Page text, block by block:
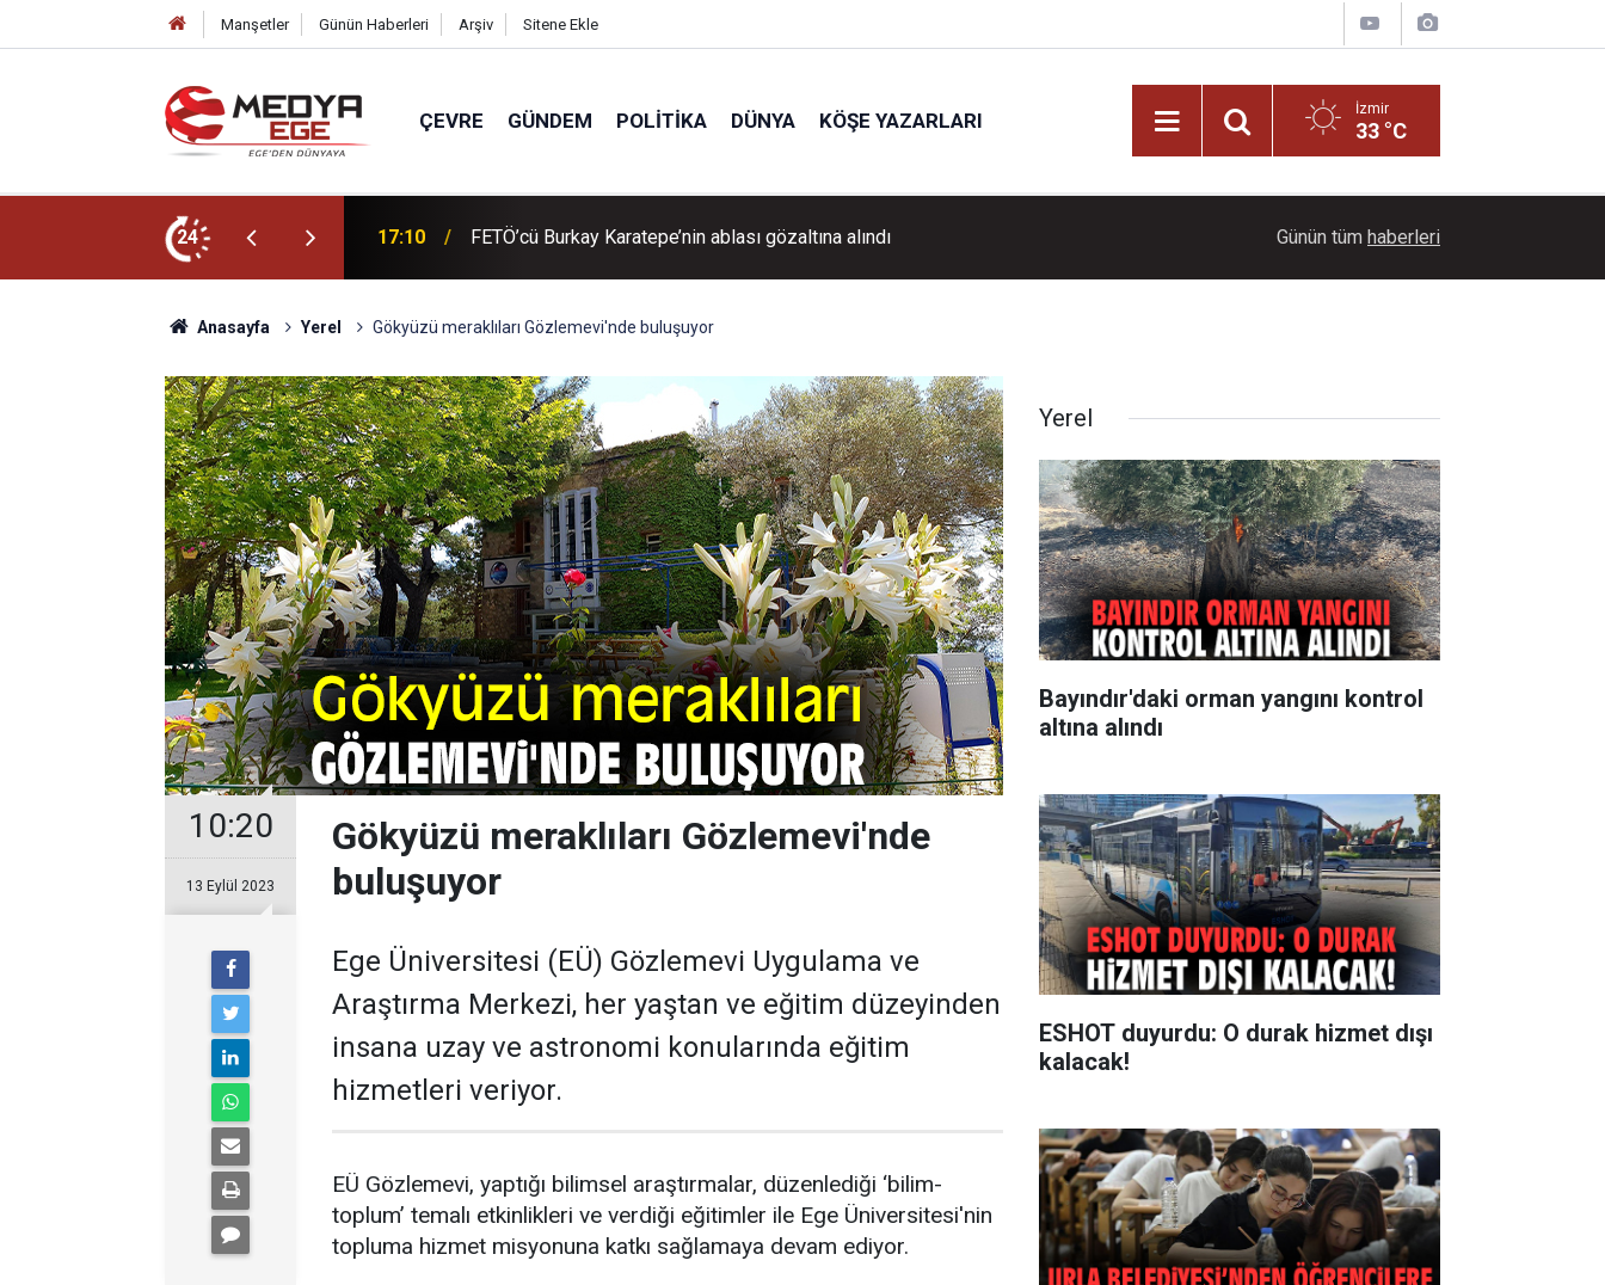
Manşetler Günün Haberleri Arşiv Sitene Ekle
ÇEVRE GÜNDEM POLITIKA DÜNYA KÖŞE YAZARLARI İzmir
33 °C
24 17:09 Bayındır'daki orman yangını kontrol altına alındı Arabeskin unutulmaz sesi: Müslüm Gürses
Günün tüm haberleri
Anasayfa Yerel Gökyüzü meraklıları Gözlemevi'nde buluşuyor
10:20
13 Eylül 2023
Gökyüzü meraklıları Gözlemevi'nde
buluşuyor
Ege Üniversitesi (EÜ) Gözlemevi Uygulama ve
Araştırma Merkezi, her yaştan ve eğitim düzeyinden
insana uzay ve astronomi konularında eğitim
hizmetleri veriyor.
EÜ Gözlemevi, yaptığı bilimsel araştırmalar, düzenlediği ‘bilim-
toplum’ temalı etkinlikleri ve verdiği eğitimler ile Ege Üniversitesi'nin
topluma hizmet misyonuna katkı sağlamaya devam ediyor.
Yerel
Bayındır'daki orman yangını kontrol
altına alındı
ESHOT duyurdu: O durak hizmet dışı
kalacak!